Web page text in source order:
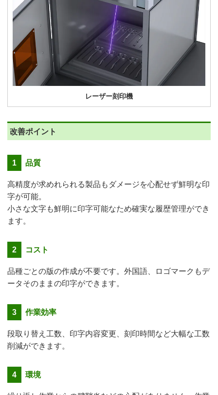
レーザー刻印機
改善ポイント
1 品質
高精度が求めれられる製品もダメージを心配せず鮮明な印
字が可能。
小さな文字も鮮明に印字可能なため確実な履歴管理ができ
ます。
2 コスト
品種ごとの版の作成が不要です。外国語、ロゴマークもデ
ータそのままの印字ができます。
3 作業効率
段取り替え工数、印字内容変更、刻印時間など大幅な工数
削減ができます。
4 環境